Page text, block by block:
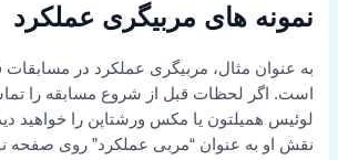
نمونه های مربیگری عملکرد
است. اگر لحظات قبل از شروع مسابقه را
لوئیس همیلتون یا مکس ورشتاپن را خواهید
نقش او به عنوان “مربی عملکرد” روی صفحه